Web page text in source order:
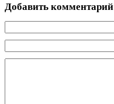
Добавить комментарий